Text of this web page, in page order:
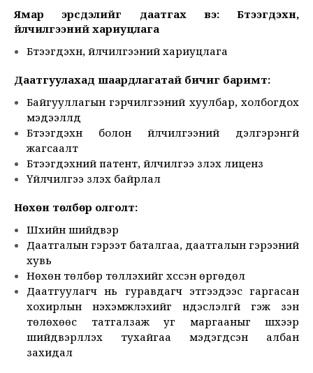
Ямар эрсдэлийг даатгах вэ: Бүтээгдэхүүн,
үйлчилгээний хариуцлага
Бүтээгдэхүүн, үйлчилгээний хариуцлага
Даатгуулахад шаардлагатай бичиг баримт:
Байгууллагын гэрчилгээний хуулбар, холбогдох
мэдээллүүд
Бүтээгдэхүүн болон үйлчилгээний дэлгэрэнгүй
жагсаалт
Бүтээгдэхүүний патент, үйлчилгээ үзүүлэх лиценз
Үйлчилгээ үзүүлэх байрлал
Нөхөн төлбөр олголт:
Шүүхийн шийдвэр
Даатгалын гэрээт баталгаа, даатгалын гэрээний
хувь
Нөхөн төлбөр төлүүлэхийг хүссэн өргөдөл
Даатгуулагч нь гуравдагч этгээдээс гаргасан
хохирлын нэхэмжлэхийг үндэслэлгүй гэж үзэн
төлөхөөс татгалзаж уг маргааныг шүүхээр
шийдвэрлүүлэх тухайгаа мэдэгдсэн албан
захидал